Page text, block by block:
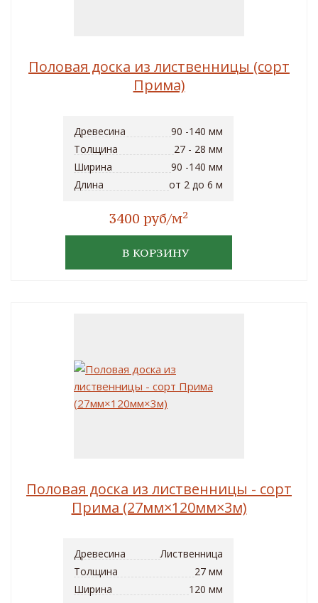
Половая доска из лиственницы (сорт
Прима)
Древесина
90 -140 мм
Толщина
27 - 28 мм
Ширина
90 -140 мм
Длина
от 2 до 6 м
3400 руб/м2
В КОРЗИНУ
Половая доска из лиственницы - сорт
Прима (27мм×120мм×3м)
Древесина
Лиственница
Толщина
27 мм
Ширина
120 мм